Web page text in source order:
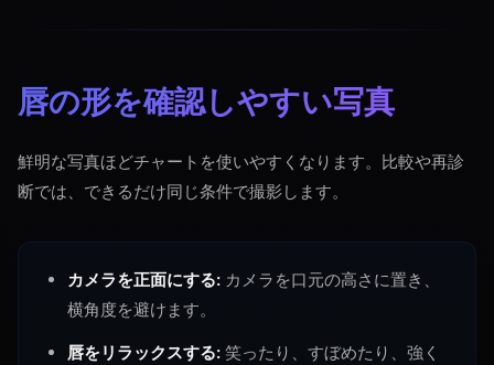
唇の形を確認しやすい写真
鮮明な写真ほどチャートを使いやすくなります。比較や再診
断では、できるだけ同じ条件で撮影します。
カメラを正面にする: カメラを口元の高さに置き、
横角度を避けます。
唇をリラックスする: 笑ったり、すぼめたり、強く